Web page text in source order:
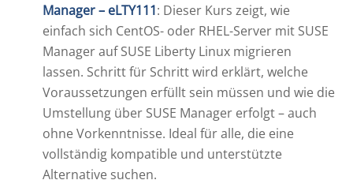
Manager – eLTY111: Dieser Kurs zeigt, wie
einfach sich CentOS- oder RHEL-Server mit SUSE
Manager auf SUSE Liberty Linux migrieren
lassen. Schritt für Schritt wird erklärt, welche
Voraussetzungen erfüllt sein müssen und wie die
Umstellung über SUSE Manager erfolgt – auch
ohne Vorkenntnisse. Ideal für alle, die eine
vollständig kompatible und unterstützte
Alternative suchen.